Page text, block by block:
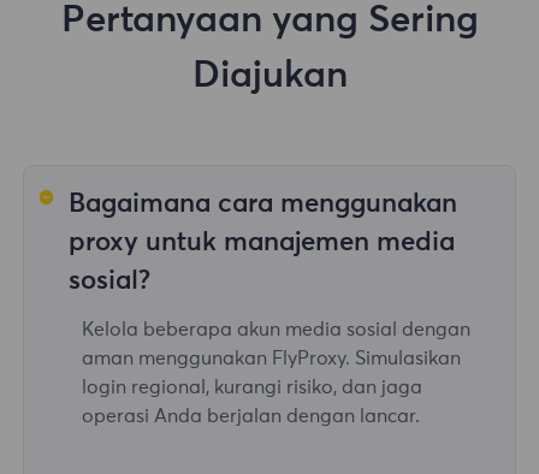
Pertanyaan yang Sering
Diajukan
Bagaimana cara menggunakan
proxy untuk manajemen media
sosial?
Kelola beberapa akun media sosial dengan
aman menggunakan FlyProxy. Simulasikan
login regional, kurangi risiko, dan jaga
operasi Anda berjalan dengan lancar.